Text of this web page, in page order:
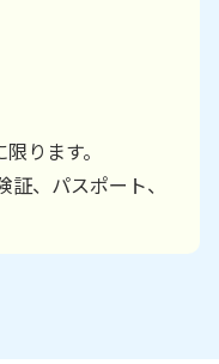
ります。
、パスポート、